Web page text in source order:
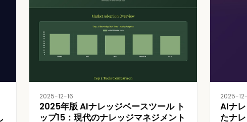
2025-12-16
2025年版 AIナレッジベースツール ト
ップ15：現代のナレッジマネジメント
2025-
AIナ
たナ